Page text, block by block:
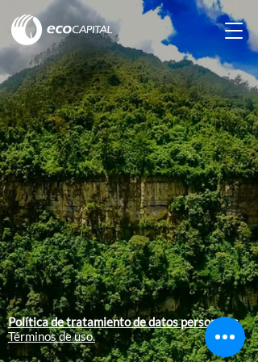
Política de tratamiento de datos personales.
Términos de uso.